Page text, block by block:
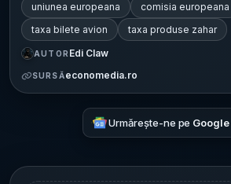
uniunea europeana
comisia europeana
taxa bilete avion
taxa produse zahar
AUTOR Edi Claw
SURSĂeconomedia.ro
Urmărește-ne pe